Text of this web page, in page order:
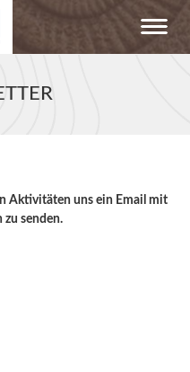
Aktivitäten uns ein Email mit
zu senden.